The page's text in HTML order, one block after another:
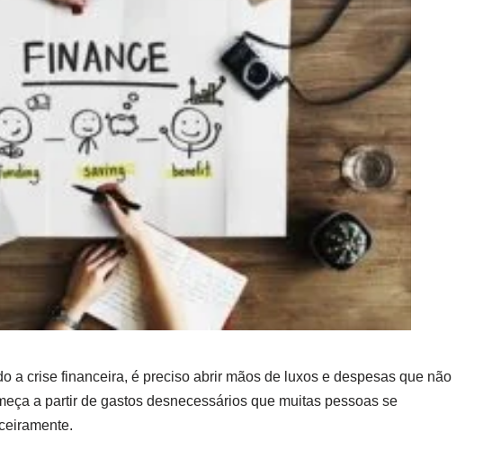
a crise financeira, é preciso abrir mãos de luxos e despesas que não
a partir de gastos desnecessários que muitas pessoas se